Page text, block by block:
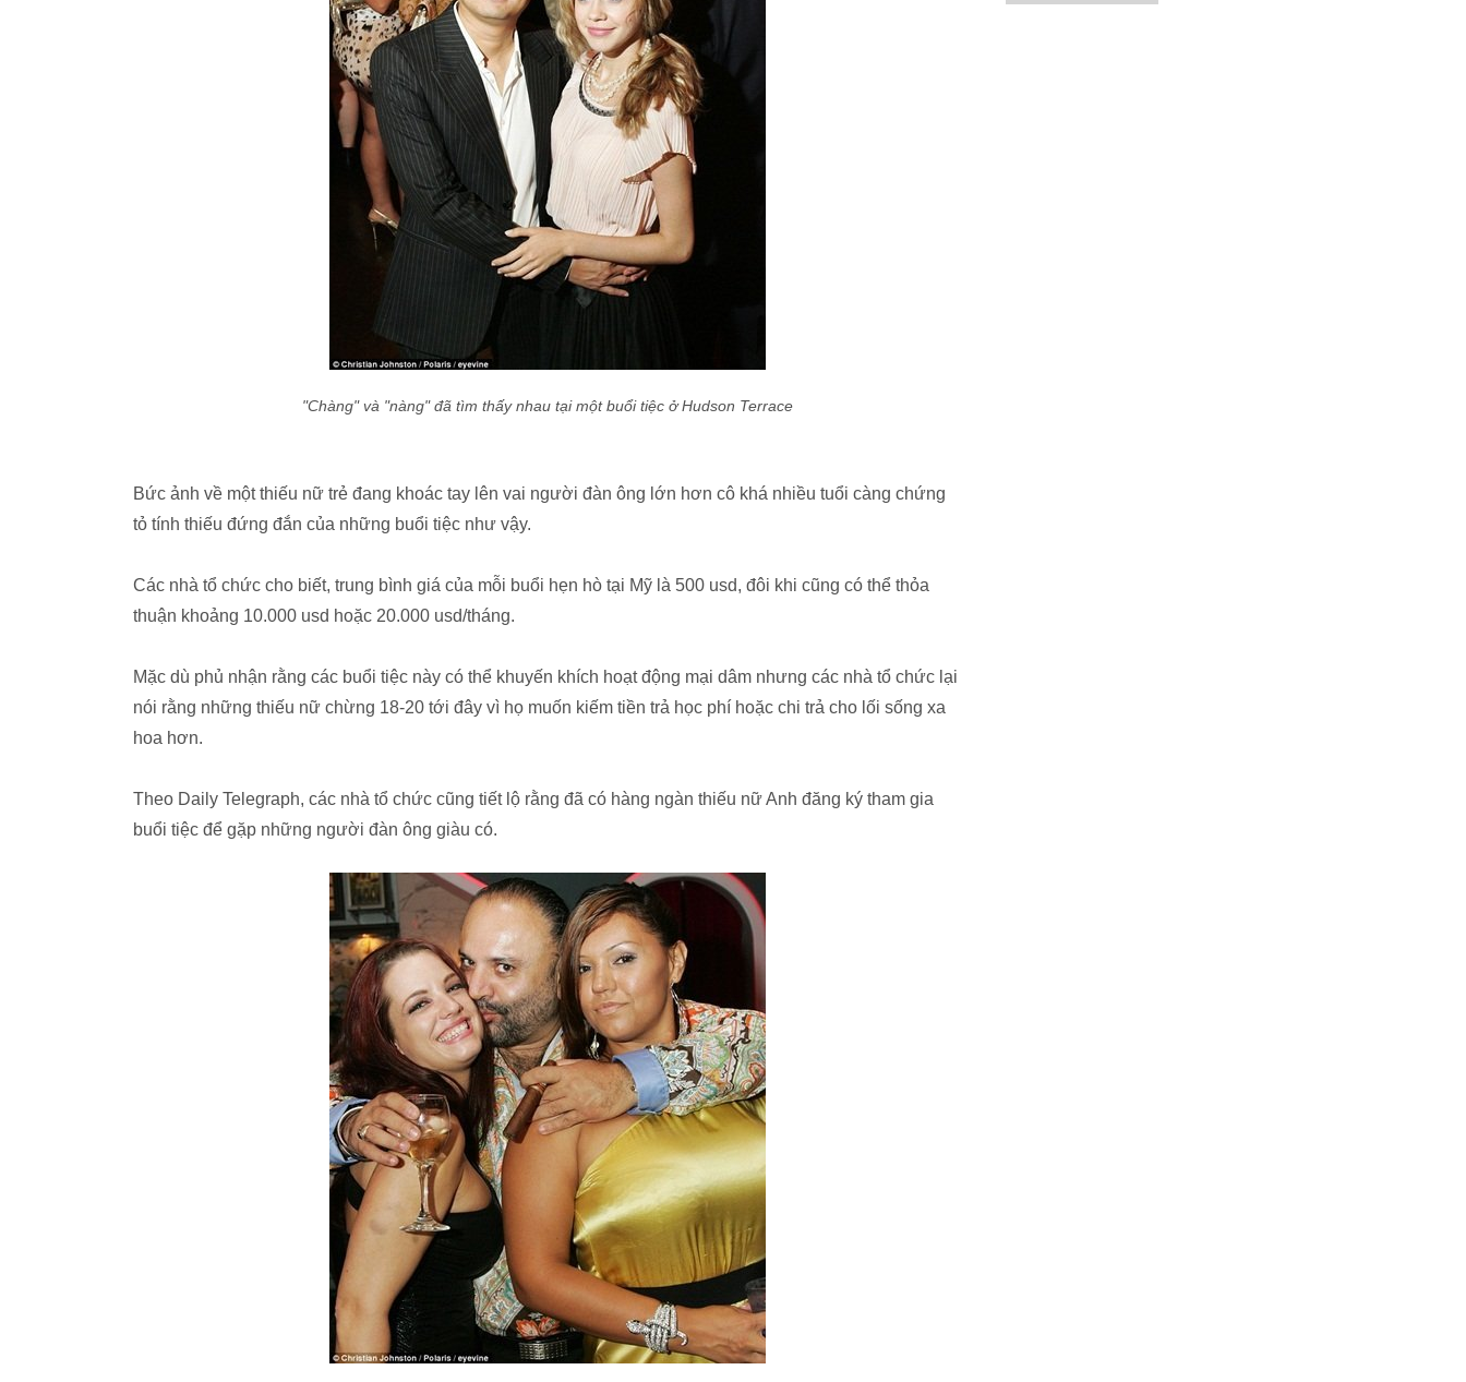
"Chàng" và "nàng" đã tìm thấy nhau tại một buổi tiệc ở Hudson Terrace
Bức ảnh về một thiếu nữ trẻ đang khoác tay lên vai người đàn ông lớn hơn cô khá nhiều tuổi càng chứng
tỏ tính thiếu đứng đắn của những buổi tiệc như vậy.
Các nhà tổ chức cho biết, trung bình giá của mỗi buổi hẹn hò tại Mỹ là 500 usd, đôi khi cũng có thể thỏa
thuận khoảng 10.000 usd hoặc 20.000 usd/tháng.
Mặc dù phủ nhận rằng các buổi tiệc này có thể khuyến khích hoạt động mại dâm nhưng các nhà tổ chức lại
nói rằng những thiếu nữ chừng 18-20 tới đây vì họ muốn kiếm tiền trả học phí hoặc chi trả cho lối sống xa
hoa hơn.
Theo Daily Telegraph, các nhà tổ chức cũng tiết lộ rằng đã có hàng ngàn thiếu nữ Anh đăng ký tham gia
buổi tiệc để gặp những người đàn ông giàu có.